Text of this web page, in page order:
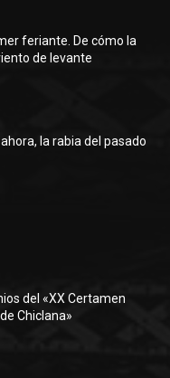
feriante. De cómo la
de levante
la rabia del pasado
del «XX Certamen
Chiclana»